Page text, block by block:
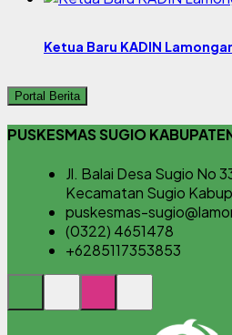
Ketua Baru KADIN
Portal Berita
PUSKESMAS SUGIO
Jl. Balai Desa Sugio No
Kecamatan Sugio
puskesmas-
(0322) 4651478
+6285117353853